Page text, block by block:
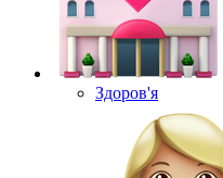
Здоров'я